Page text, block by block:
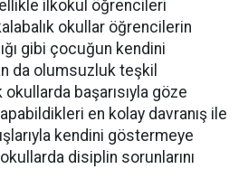
ilkokul öğrencileri
okullar öğrencilerin
gibi çocuğun kendini
da olumsuzluk teşkil
başarısıyla göze
en kolay davranış ile
kendini göstermeye
disiplin sorunlarını